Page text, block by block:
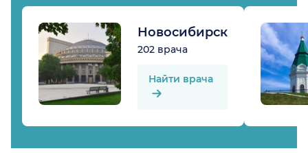
Новосибирск
202 врача
Найти врача